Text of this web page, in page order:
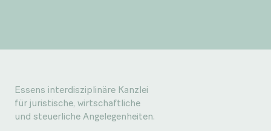
Essens interdisziplinäre Kanzlei
für juristische, wirtschaftliche
und steuerliche Angelegenheiten.